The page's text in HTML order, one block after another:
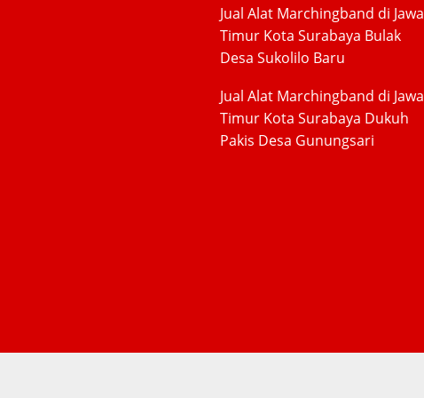
Jual Alat Marchingband di Jawa
Timur Kota Surabaya Bulak
Desa Sukolilo Baru
Jual Alat Marchingband di Jawa
Timur Kota Surabaya Dukuh
Pakis Desa Gunungsari